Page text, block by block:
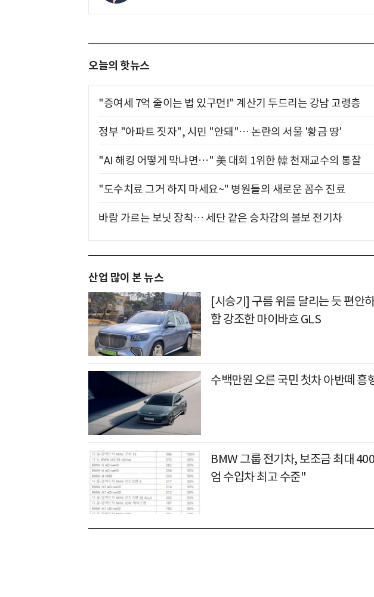
오늘의 핫뉴스
"증여세 7억 줄이는 법 있구먼!" 계산기 두드리는 강남 고령층
정부 "아파트 짓자", 시민 "안돼"… 논란의 서울 '황금 땅'
"AI 해킹 어떻게 막냐면…" 美 대회 1위한 韓 천재교수의 통찰
"도수치료 그거 하지 마세요~" 병원들의 새로운 꼼수 진료
바람 가르는 보닛 장착… 세단 같은 승차감의 볼보 전기차
산업 많이 본 뉴스
[시승기] 구름 위를 달리는 듯 편안
함 강조한 마이바흐 GLS
수백만원 오른 국민 첫차 아반떼 흥
BMW 그룹 전기차, 보조금 최대
엄 수입차 최고 수준"